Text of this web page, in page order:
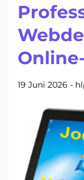
19 Juni 2026 -